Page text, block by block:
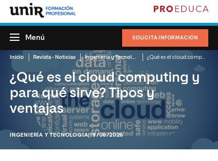
SOLICITA INFORMACIÓN
Menú
Inicio Revista - Noticias
¿Qué es el cloud computing y
para qué sirve? Tipos y
ventajas
INGENIERÍA Y TECNOLOGÍA|19/06/2026